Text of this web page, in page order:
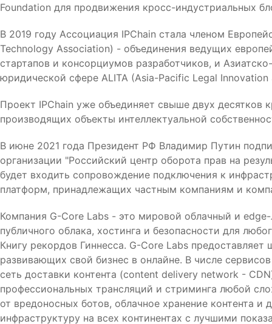
Foundation для продвижения кросс-индустриальных
В 2019 году Ассоциация IPChain стала членом
Technology Association) - объединения ведущих
стартапов и консорциумов разработчиков, и
юридической сфере ALITA (Asia-Pacific Legal
Проект IPChain уже объединяет свыше двух
производящих объекты интеллектуальной
В июне 2021 года Президент РФ Владимир Путин
организации "Российский центр оборота прав на
будет входить сопровождение подключения к
платформ, принадлежащих частным компаниям и
Компания G-Core Labs - это мировой облачный и
публичного облака, хостинга и безопасности для
Книгу рекордов Гиннесса. G-Core Labs
развивающих свой бизнес в онлайне. В числе
сеть доставки контента (content delivery network -
профессиональных трансляций и стриминга любой
от вредоносных ботов, облачное хранение контента
инфраструктуру на всех континентах с лучшими